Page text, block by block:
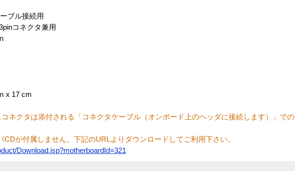
ブル接続用
コネクタ兼用
x 17 cm
ネクタは添付される「コネクタケーブル（オンボード上のヘッダに接続します）」での
が付属しません。下記のURLよりダウンロードしてご利用下さい。
Download.jsp?motherboardId=321